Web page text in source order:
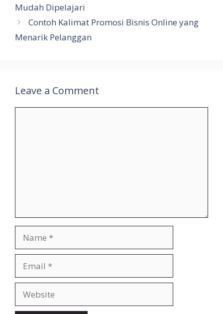
Mudah Dipelajari
Contoh Kalimat Promosi Bisnis Online yang
Menarik Pelanggan
Leave a Comment